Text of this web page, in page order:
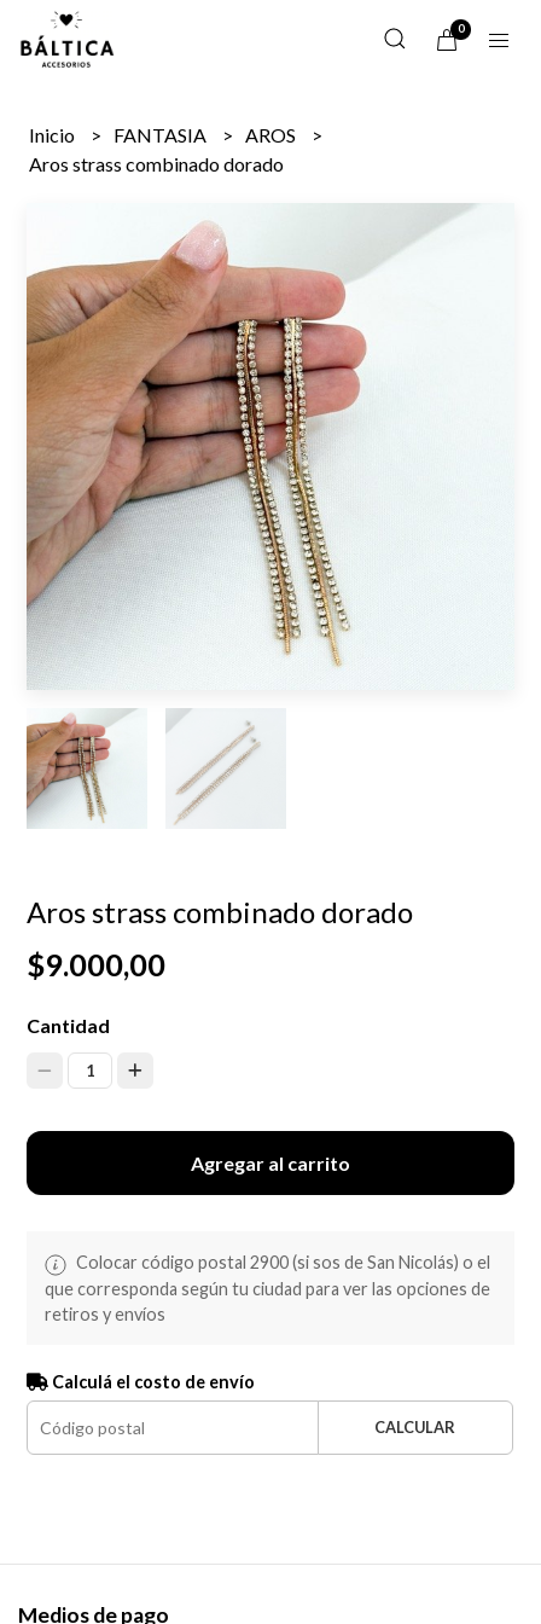
0
Inicio FANTASIA
AROS
Aros strass combinado dorado
Aros strass combinado dorado
$9.000,00
Cantidad
1
Agregar al carrito
Colocar código postal 2900 (si sos de San Nicolás) o el
que corresponda según tu ciudad para ver las opciones de
retiros y envíos
Calculá el costo de envío
CALCULAR
Medios de pago